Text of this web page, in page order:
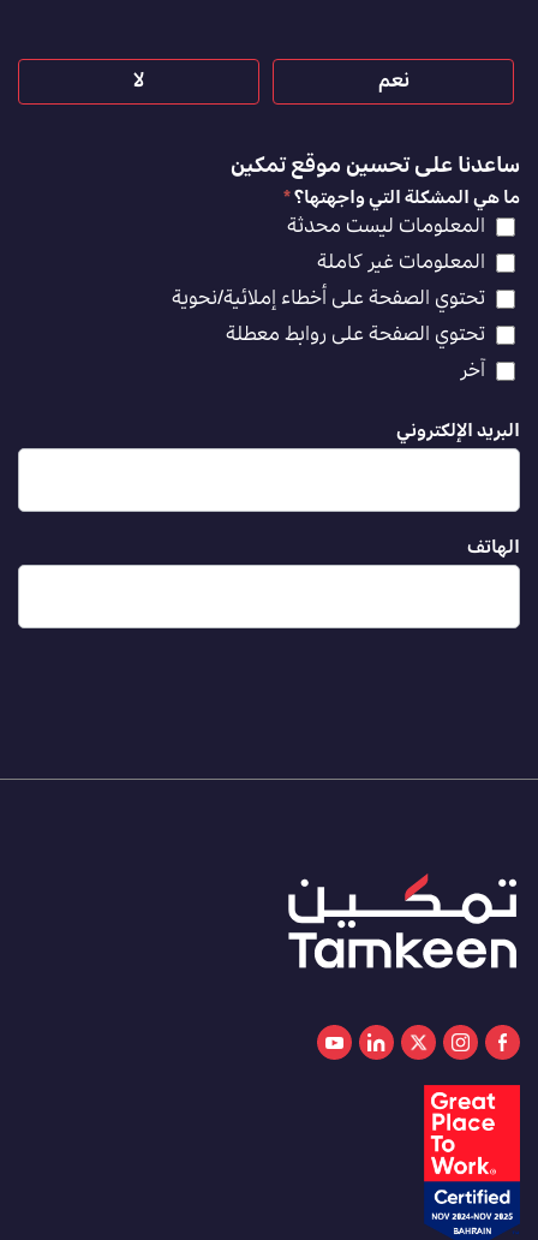
نعم لا
ساعدنا على تحسين موقع تمكين
ما هي المشكلة التي واجهتها؟*
المعلومات ليست محدثة
المعلومات غير كاملة
تحتوي الصفحة على أخطاء إملائية/نحوية
تحتوي الصفحة على روابط معطلة
آخر
البريد الإلكتروني
الهاتف